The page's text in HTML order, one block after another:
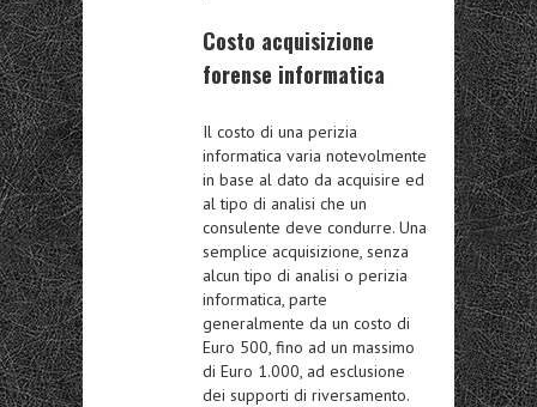
Costo acquisizione
forense informatica
Il costo di una perizia
informatica varia notevolmente
in base al dato da acquisire ed
al tipo di analisi che un
consulente deve condurre. Una
semplice acquisizione, senza
alcun tipo di analisi o perizia
informatica, parte
generalmente da un costo di
Euro 500, fino ad un massimo
di Euro 1.000, ad esclusione
dei supporti di riversamento.